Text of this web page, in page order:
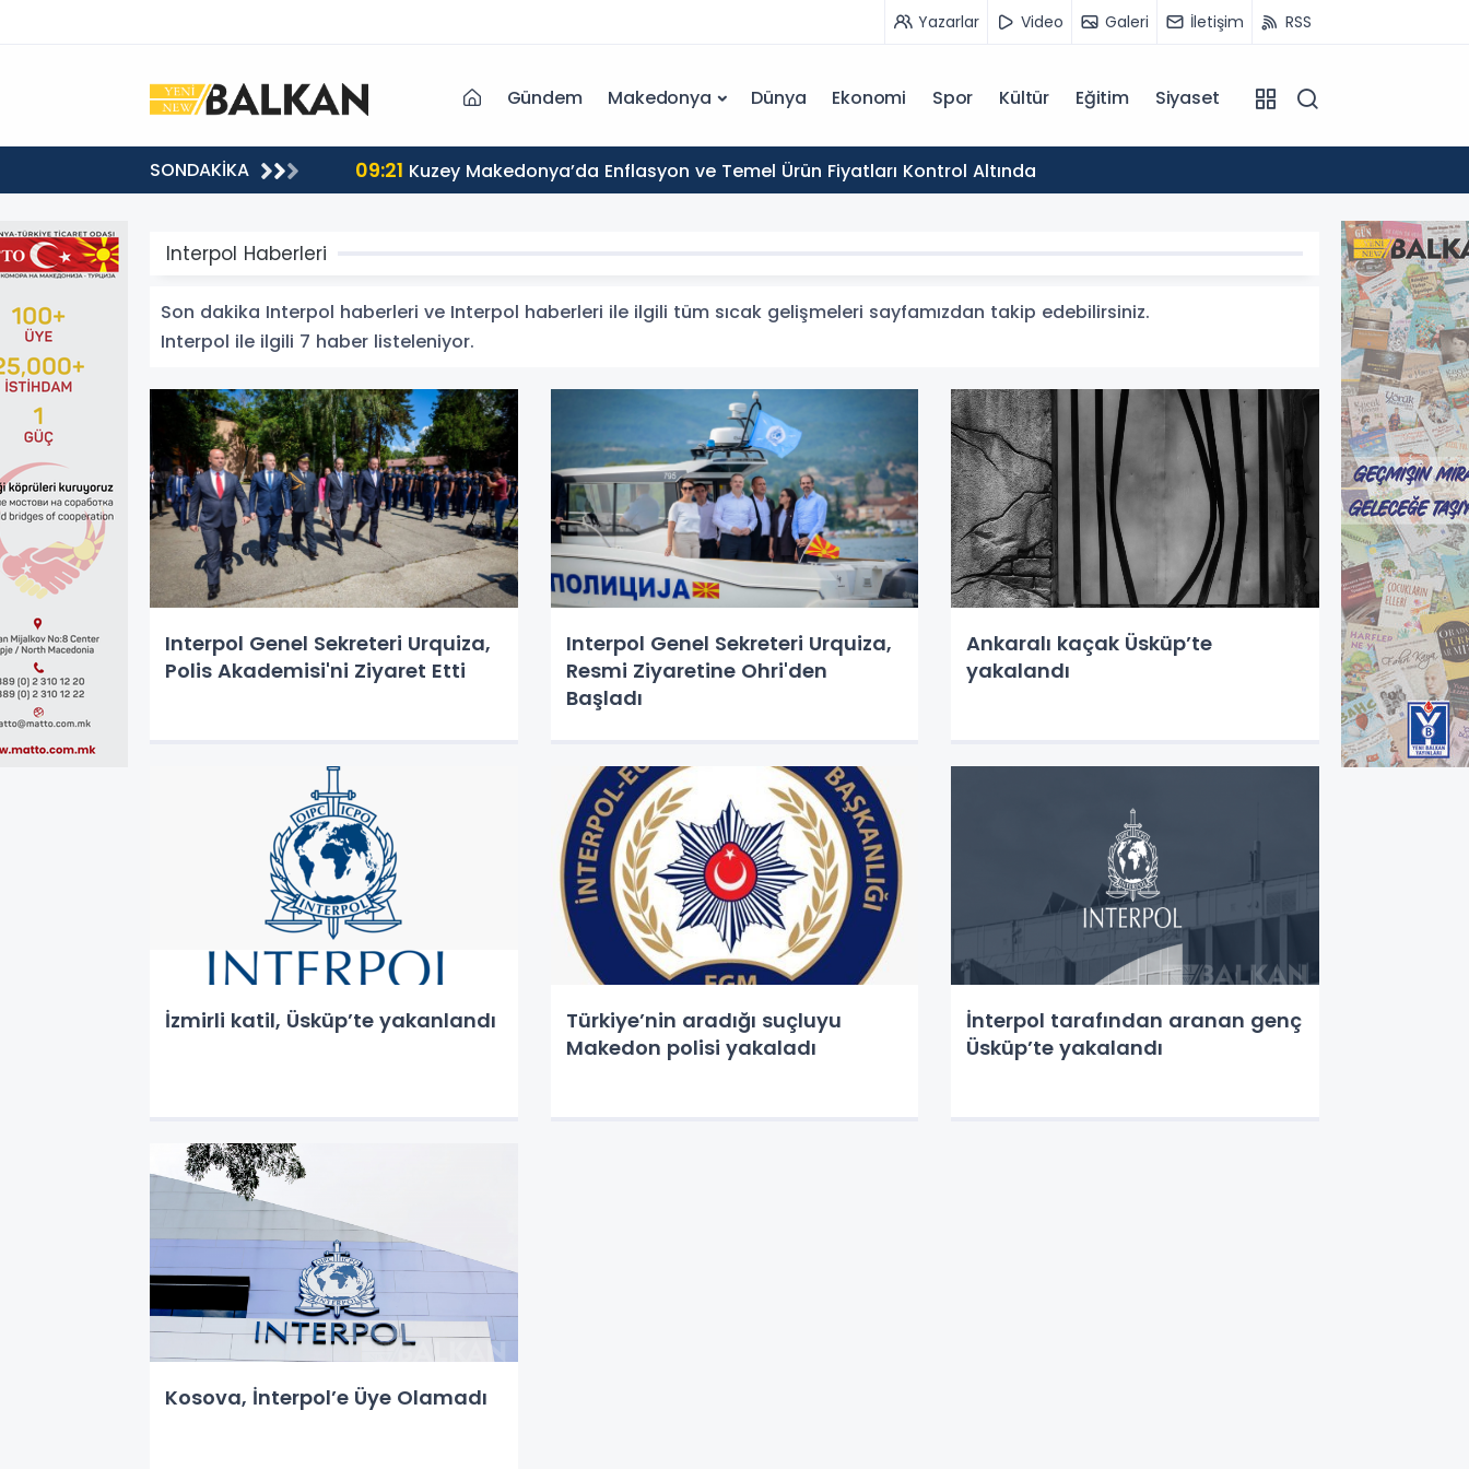
Yazarlar Video Galeri İletişim RSS
Gündem Makedonya Dünya Ekonomi Spor Kültür Eğitim Siyaset
SONDAKİKA 09:21 Kuzey Makedonya’da Enflasyon ve Temel Ürün Fiyatları Kontrol Altında
Interpol Haberleri
Son dakika Interpol haberleri ve Interpol haberleri ile ilgili tüm sıcak gelişmeleri sayfamızdan takip edebilirsiniz.
Interpol ile ilgili 7 haber listeleniyor.
Interpol Genel Sekreteri Urquiza,
Polis Akademisi'ni Ziyaret Etti
Interpol Genel Sekreteri Urquiza,
Resmi Ziyaretine Ohri'den
Başladı
Ankaralı kaçak Üsküp’te
yakalandı
İzmirli katil, Üsküp’te yakanlandı
Türkiye’nin aradığı suçluyu
Makedon polisi yakaladı
İnterpol tarafından aranan genç
Üsküp’te yakalandı
Kosova, İnterpol’e Üye Olamadı